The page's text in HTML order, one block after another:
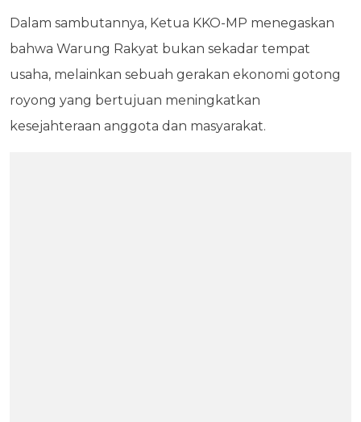
Dalam sambutannya, Ketua KKO-MP menegaskan
bahwa Warung Rakyat bukan sekadar tempat
usaha, melainkan sebuah gerakan ekonomi gotong
royong yang bertujuan meningkatkan
kesejahteraan anggota dan masyarakat.